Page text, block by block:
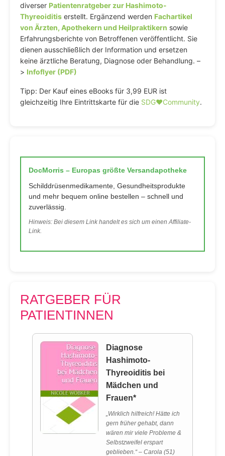
diverser Patientenratgeber zur Hashimoto-
Thyreoiditis erstellt. Ergänzend werden Fachartikel
von Ärzten, Apothekern und Heilpraktikern sowie
Erfahrungsberichte von Betroffenen veröffentlicht. Sie
dienen ausschließlich der Information und ersetzen
keine ärztliche Beratung, Diagnose oder Behandlung. –
> Infoflyer (PDF)
Tipp: Der Kauf eines eBooks für 3,99 EUR ist
gleichzeitig Ihre Eintrittskarte für die SDG♥️Community.
DocMorris – Europas größte Versandapotheke
Schilddrüsenmedikamente, Gesundheitsprodukte
und mehr bequem online bestellen – schnell und
zuverlässig.
Hinweis: Bei diesem Link handelt es sich um einen Affiliate-
Link.
RATGEBER FÜR
PATIENTINNEN
Diagnose
Hashimoto-
Thyreoiditis bei
Mädchen und
Frauen*
„Wirklich hilfreich! Hätte ich
gern früher gehabt, dann
wären mir viele Probleme &
Selbstzweifel erspart
geblieben.“ – Carola (51)